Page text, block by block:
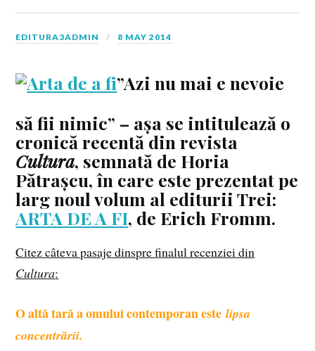
EDITURA3ADMIN 8 MAY 2014
”Azi nu mai e nevoie
să fii nimic” – așa se intitulează o
cronică recentă din revista
Cultura, semnată de Horia
Pătrașcu, în care este prezentat pe
larg noul volum al editurii Trei:
ARTA DE A FI, de Erich Fromm.
Citez câteva pasaje dinspre finalul recenziei din
Cultura:
O altă tară a omului contemporan estelipsa
concentrării.